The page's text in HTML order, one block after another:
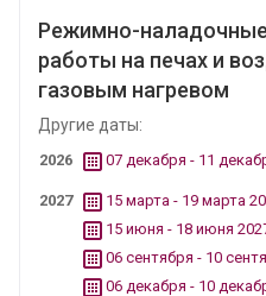
Режимно-
работы на печах и
газовым нагревом
Другие даты:
2026 07 декабря - 11
2027
15 марта - 19 марта
15 июня - 18 июня
06 сентября - 10
06 декабря - 10